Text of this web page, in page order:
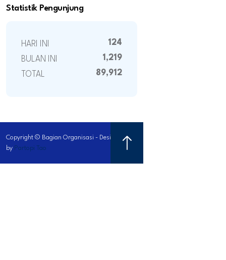
Statistik Pengunjung
HARI INI 124
BULAN INI 1,219
TOTAL 89,912
Copyright © Bagian Organisasi - Designed
by Partopi Tao